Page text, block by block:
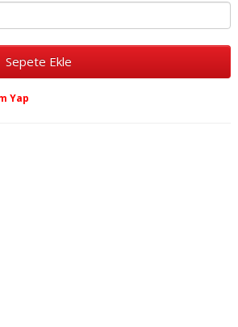
Sepete Ekle
Yap